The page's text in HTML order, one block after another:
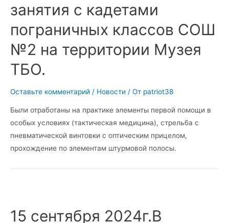
занятия с кадетами
пограничных классов СОШ
№2 на территории Музея
ТБО.
Оставьте комментарий / Новости / От patriot38
Были отработаны на практике элементы первой помощи в
особых условиях (тактическая медицина), стрельба с
пневматической винтовки с оптическим прицелом,
прохождение по элементам штурмовой полосы.
15 сентября 2024г.В